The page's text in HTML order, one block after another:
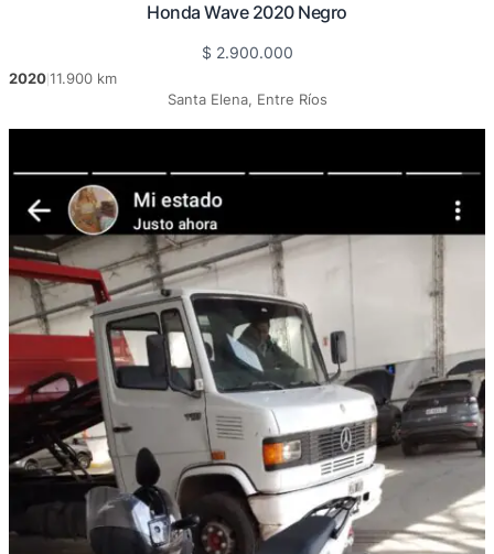
Honda Wave 2020 Negro
$ 2.900.000
202011.900 km
Santa Elena, Entre Ríos